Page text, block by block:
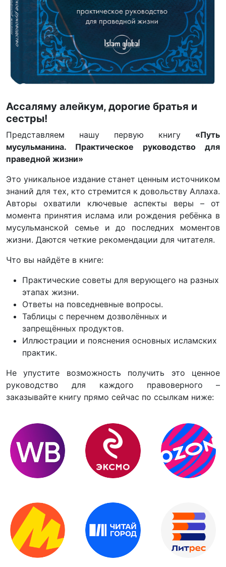
Ассаляму алейкум, дорогие братья и
сестры!
Представляем нашу первую книгу «Путь
мусульманина. Практическое руководство для
праведной жизни»
Это уникальное издание станет ценным источником
знаний для тех, кто стремится к довольству Аллаха.
Авторы охватили ключевые аспекты веры – от
момента принятия ислама или рождения ребёнка в
мусульманской семье и до последних моментов
жизни. Даются четкие рекомендации для читателя.
Что вы найдёте в книге:
Практические советы для верующего на разных
этапах жизни.
Ответы на повседневные вопросы.
Таблицы с перечнем дозволённых и
запрещённых продуктов.
Иллюстрации и пояснения основных исламских
практик.
Не упустите возможность получить это ценное
руководство для каждого правоверного –
заказывайте книгу прямо сейчас по ссылкам ниже: